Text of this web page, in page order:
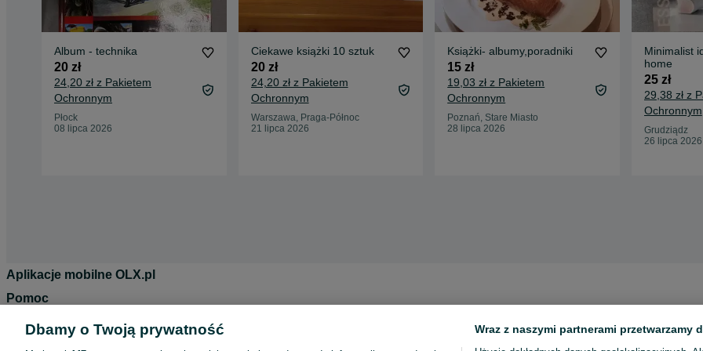
Album - technika
20 zł
24,20 zł z Pakietem
Ochronnym
Płock
08 lipca 2026
Ciekawe książki 10 sztuk
20 zł
24,20 zł z Pakietem
Ochronnym
Warszawa, Praga-Północ
21 lipca 2026
Książki- albumy,poradniki
15 zł
19,03 zł z Pakietem
Ochronnym
Poznań, Stare Miasto
28 lipca 2026
Minimalist
home
25 zł
29,38 zł z
Ochronnym
Grudziądz
26 lipca 2026
Aplikacje mobilne OLX.pl
Pomoc
Wyróżnione ogłoszenia
Dbamy o Twoją prywatność Wraz z naszymi partnerami przetwarzamy